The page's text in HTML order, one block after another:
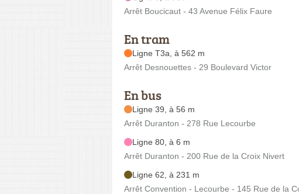
Arrêt Boucicaut - 43 Avenue Félix Faure
En tram
Ligne T3a, à 562 m
Arrêt Desnouettes - 29 Boulevard Victor
En bus
Ligne 39, à 56 m
Arrêt Duranton - 278 Rue Lecourbe
Ligne 80, à 6 m
Arrêt Duranton - 200 Rue de la Croix Nivert
Ligne 62, à 231 m
Arrêt Convention - Lecourbe - 145 Rue de la